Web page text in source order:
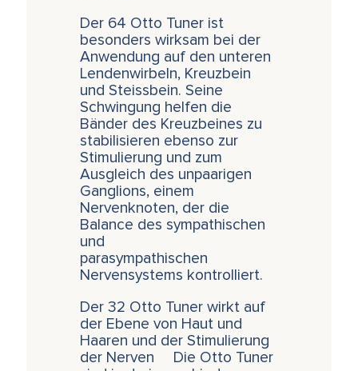
Der 64 Otto Tuner ist
besonders wirksam bei der
Anwendung auf den unteren
Lendenwirbeln, Kreuzbein
und Steissbein. Seine
Schwingung helfen die
Bänder des Kreuzbeines zu
stabilisieren ebenso zur
Stimulierung und zum
Ausgleich des unpaarigen
Ganglions, einem
Nervenknoten, der die
Balance des sympathischen
und
parasympathischen
Nervensystems kontrolliert.
Der 32 Otto Tuner wirkt auf
der Ebene von Haut und
Haaren und der Stimulierung
der Nerven Die Otto Tuner